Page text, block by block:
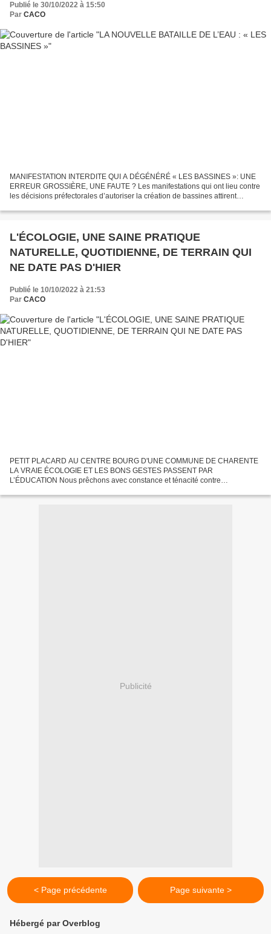
Publié le 30/10/2022 à 15:50
Par CACO
MANIFESTATION INTERDITE QUI A DÉGÉNÉRÉ « LES BASSINES »: UNE
ERREUR GROSSIÈRE, UNE FAUTE ? Les manifestations qui ont lieu contre
les décisions préfectorales d’autoriser la création de bassines attirent
L'ÉCOLOGIE, UNE SAINE PRATIQUE
NATURELLE, QUOTIDIENNE, DE TERRAIN QUI
NE DATE PAS D'HIER
Publié le 10/10/2022 à 21:53
Par CACO
PETIT PLACARD AU CENTRE BOURG D'UNE COMMUNE DE CHARENTE
LA VRAIE ÉCOLOGIE ET LES BONS GESTES PASSENT PAR
L’ÉDUCATION Nous prêchons avec constance et ténacité contre
la belle...
Publicité
< Page précédente Page suivante >
Hébergé par Overblog